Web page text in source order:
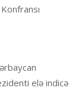
elə indicə